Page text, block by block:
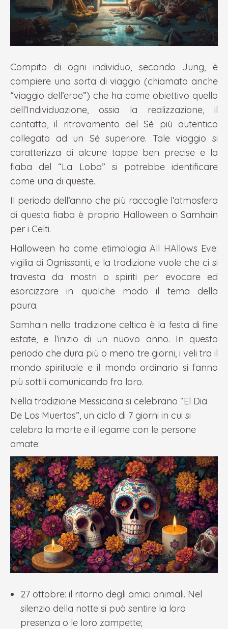
Compito di ogni individuo, secondo Jung, è
compiere una sorta di viaggio (chiamato anche
“viaggio dell’eroe”) che ha come obiettivo quello
dell’Individuazione, ossia la realizzazione, il
contatto, il ritrovamento del Sé più autentico
collegato ad un Sé superiore. Tale viaggio si
caratterizza di alcune tappe ben precise e la
fiaba del “La Loba” si potrebbe identificare
come una di queste.
Il periodo dell’anno che più raccoglie l’atmosfera
di questa fiaba è proprio Halloween o Samhain
per i Celti.
Halloween ha come etimologia All HAllows Eve:
vigilia di Ognissanti, e la tradizione vuole che ci si
travesta da mostri o spiriti per evocare ed
esorcizzare in qualche modo il tema della
paura.
Samhain nella tradizione celtica è la festa di fine
estate, e l’inizio di un nuovo anno. In questo
periodo che dura più o meno tre giorni, i veli tra il
mondo spirituale e il mondo ordinario si fanno
più sottili comunicando fra loro.
Nella tradizione Messicana si celebrano “El Dia
De Los Muertos”, un ciclo di 7 giorni in cui si
celebra la morte e il legame con le persone
amate:
27 ottobre: il ritorno degli amici animali. Nel
silenzio della notte si può sentire la loro
presenza o le loro zampette;